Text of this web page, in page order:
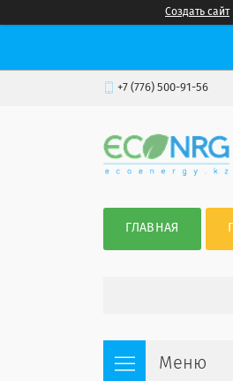
Создать сайт
+7 (776) 500-91-56
ГЛАВНАЯ